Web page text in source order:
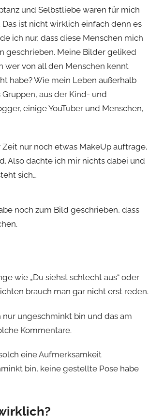
und Selbstliebe waren für mich
ist nicht wirklich einfach denn es
ich nur, dass diese Menschen mich
geschrieben. Meine Bilder geliked
wer von all den Menschen kennt
habe? Wie mein Leben außerhalb
aus der Kind- und
einige YouTuber und Menschen,
nur noch etwas MakeUp auftrage,
Also dachte ich mir nichts dabei und
sich…
noch zum Bild geschrieben, dass
wie „Du siehst schlecht aus“ oder
brauch man gar nicht erst reden.
ungeschminkt bin und das am
Kommentare.
eine Aufmerksamkeit
bin, keine gestellte Pose habe